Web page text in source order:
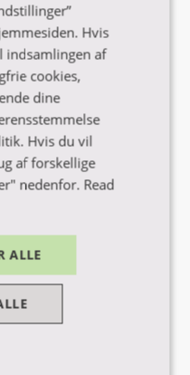
og optagelse
vejledere
Hvis
indsamlingen af
cookies,
dine
Hvis du vil
af forskellige
nedenfor. Read
ALLE